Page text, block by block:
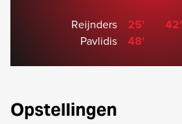
Reijnders
25'
Pavlidis
48'
42'
Opstellingen